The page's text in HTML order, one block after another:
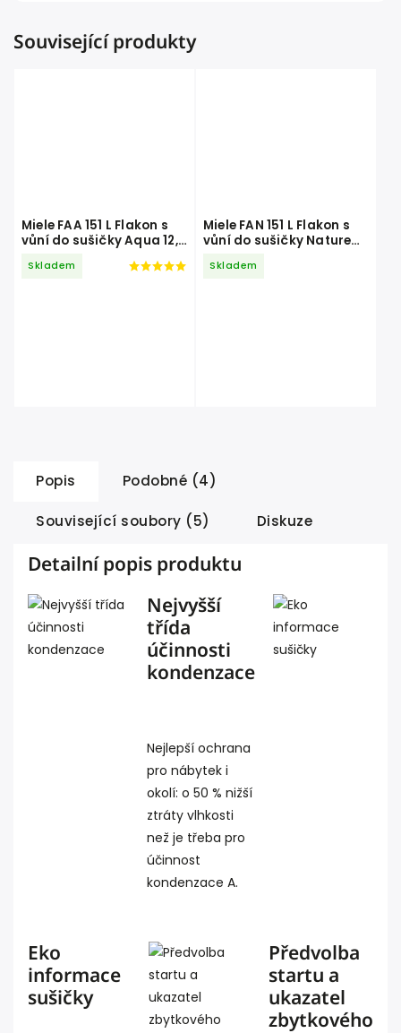
Související produkty
Miele FAA 151 L Flakon s
vůní do sušičky Aqua 12,5
Skladem
Miele FAN 151 L Flakon s
vůní do sušičky Nature
Skladem
Popis Podobné (4)
Související soubory (5) Diskuze
Detailní popis produktu
Nejvyšší
třída
účinnosti
kondenzace
Nejlepší ochrana
pro nábytek i
okolí: o 50 % nižší
ztráty vlhkosti
než je třeba pro
účinnost
kondenzace A.
Eko
informace
sušičky
Předvolba
startu a
ukazatel
zbytkového